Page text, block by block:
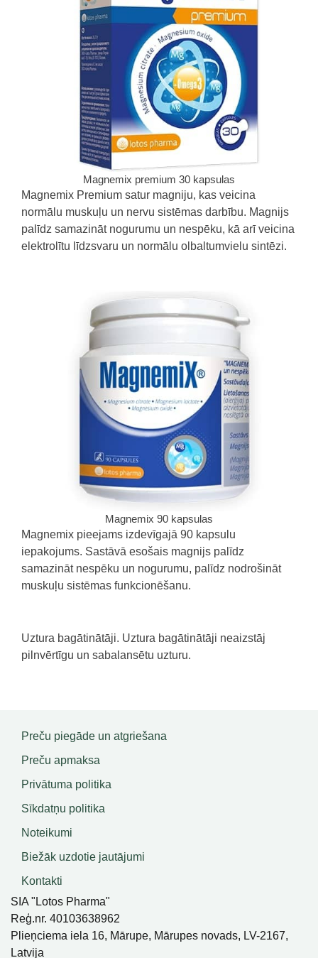
Magnemix premium 30 kapsulas
Magnemix Premium satur magniju, kas veicina
normālu muskuļu un nervu sistēmas darbību. Magnijs
palīdz samazināt nogurumu un nespēku, kā arī veicina
elektrolītu līdzsvaru un normālu olbaltumvielu sintēzi.
Magnemix 90 kapsulas
Magnemix pieejams izdevīgajā 90 kapsulu
iepakojums. Sastāvā esošais magnijs palīdz
samazināt nespēku un nogurumu, palīdz nodrošināt
muskuļu sistēmas funkcionēšanu.
Uztura bagātinātāji. Uztura bagātinātāji neaizstāj
pilnvērtīgu un sabalansētu uzturu.
Preču piegāde un atgriešana
Preču apmaksa
Privātuma politika
Sīkdatņu politika
Noteikumi
Biežāk uzdotie jautājumi
Kontakti
SIA "Lotos Pharma"
Reģ.nr. 40103638962
Plieņciema iela 16, Mārupe, Mārupes novads, LV-2167,
Latvija